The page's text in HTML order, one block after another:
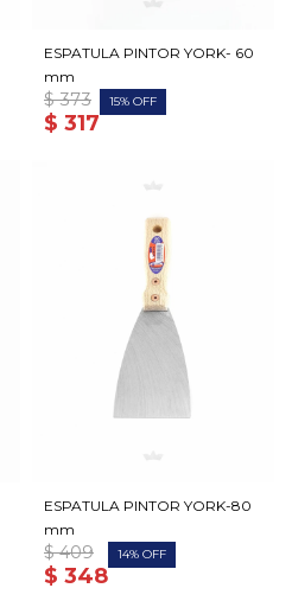
ESPATULA PINTOR YORK- 60
mm
$ 317
$ 373 15
ESPATULA PINTOR YORK-80
mm
$ 348
$ 409 14